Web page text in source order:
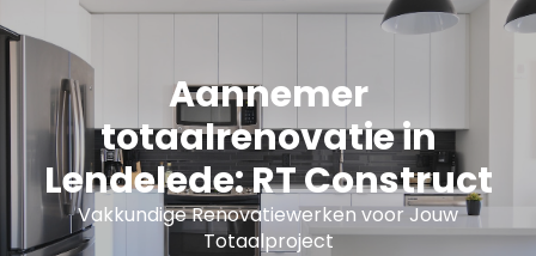
Aannemer
totaalrenovatie in
Lendelede: RT Construct
Vakkundige Renovatiewerken voor Jouw
Totaalproject